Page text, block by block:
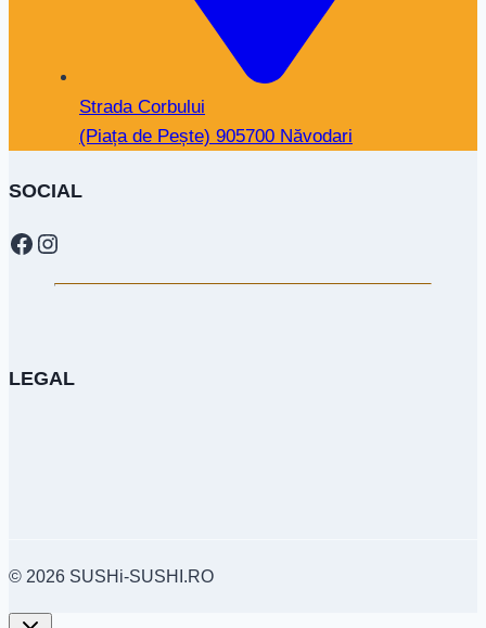
Strada Corbului
(Piața de Pește) 905700 Năvodari
SOCIAL
Facebook
Instagram
LEGAL
© 2026 SUSHi-SUSHI.RO